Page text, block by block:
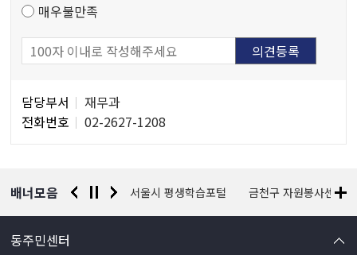
매우불만족
당
자
담당부서
재무과
전화번호
02-2627-1208
배너모음
찰청 유실물 통합포털 서울시 평생학습포털 금천구 자원봉사센터
동주민센터